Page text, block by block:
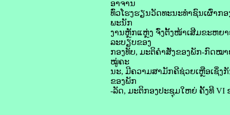
ອາຈານ
ທົ່ວໂຮງຮຽນວັດທະນະທຳຊົນເຜົ່າກ
ພະນັກ
ງານຫຼັກແຫຼ່ງ ຈົ່ງຕັ້ງໜ້າເສີມຂະຫຍ
ລະບຽບຂອງ
ກອງທັບ, ມະຕິຄຳສັ່ງຂອງພັກ-ກົດໝ
ໝູ່ຄະ
ນະ, ມີຄວາມສາມັກຄີຊ່ວຍເຫຼືອເຊິ່ງ
ຂອງພັກ
-ລັດ, ມະຕິກອງປະຊຸມໃຫຍ່ ຄັ້ງທີ VI